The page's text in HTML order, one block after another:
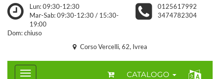
Lun: 09:30-12:30
Mar-Sab: 09:30-12:30 / 15:30-
19:00
Dom: chiuso
0125617992
3474782304
Corso Vercelli, 62, Ivrea
CATALOGO